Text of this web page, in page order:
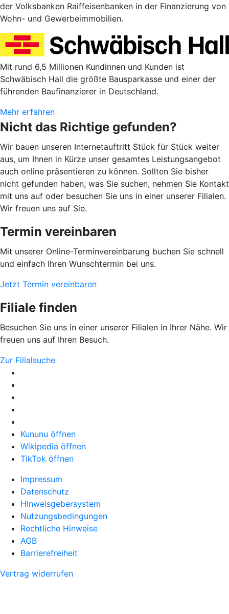
der Volksbanken Raiffeisenbanken in der Finanzierung von
Wohn- und Gewerbeimmobilien.
Mit rund 6,5 Millionen Kundinnen und Kunden ist
Schwäbisch Hall die größte Bausparkasse und einer der
führenden Baufinanzierer in Deutschland.
Mehr erfahren
Nicht das Richtige gefunden?
Wir bauen unseren Internetauftritt Stück für Stück weiter
aus, um Ihnen in Kürze unser gesamtes Leistungsangebot
auch online präsentieren zu können. Sollten Sie bisher
nicht gefunden haben, was Sie suchen, nehmen Sie Kontakt
mit uns auf oder besuchen Sie uns in einer unserer Filialen.
Wir freuen uns auf Sie.
Termin vereinbaren
Mit unserer Online-Terminvereinbarung buchen Sie schnell
und einfach Ihren Wunschtermin bei uns.
Jetzt Termin vereinbaren
Filiale finden
Besuchen Sie uns in einer unserer Filialen in Ihrer Nähe. Wir
freuen uns auf Ihren Besuch.
Zur Filialsuche
Kununu öffnen
Wikipedia öffnen
TikTok öffnen
Impressum
Datenschutz
Hinweisgebersystem
Nutzungsbedingungen
Rechtliche Hinweise
AGB
Barrierefreiheit
Vertrag widerrufen